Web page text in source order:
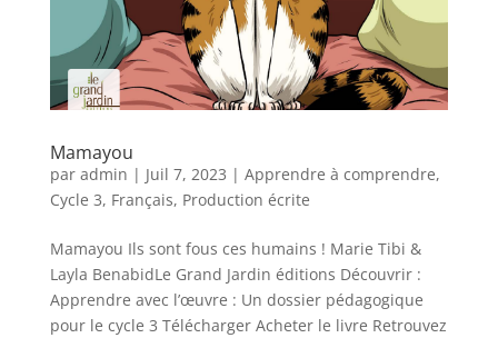
Mamayou
par admin | Juil 7, 2023 | Apprendre à comprendre,
Cycle 3, Français, Production écrite
Mamayou Ils sont fous ces humains ! Marie Tibi &
Layla BenabidLe Grand Jardin éditions Découvrir :
Apprendre avec l’œuvre : Un dossier pédagogique
pour le cycle 3 Télécharger Acheter le livre Retrouvez